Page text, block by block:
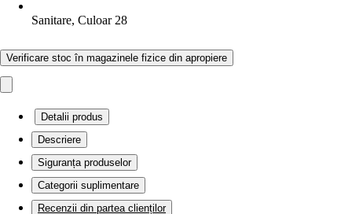
Sanitare, Culoar 28
Verificare stoc în magazinele fizice din apropiere
Detalii produs
Descriere
Siguranța produselor
Categorii suplimentare
Recenzii din partea clienților